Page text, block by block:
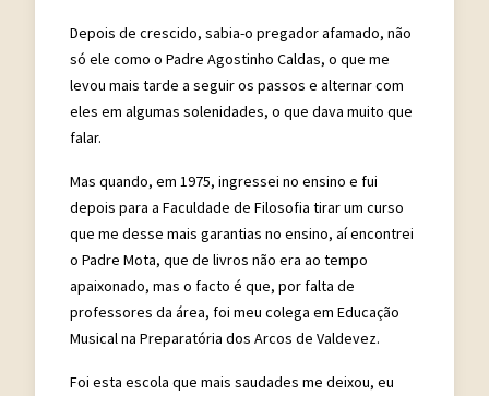
Depois de crescido, sabia-o pregador afamado, não
só ele como o Padre Agostinho Caldas, o que me
levou mais tarde a seguir os passos e alternar com
eles em algumas solenidades, o que dava muito que
falar.
Mas quando, em 1975, ingressei no ensino e fui
depois para a Faculdade de Filosofia tirar um curso
que me desse mais garantias no ensino, aí encontrei
o Padre Mota, que de livros não era ao tempo
apaixonado, mas o facto é que, por falta de
professores da área, foi meu colega em Educação
Musical na Preparatória dos Arcos de Valdevez.
Foi esta escola que mais saudades me deixou, eu